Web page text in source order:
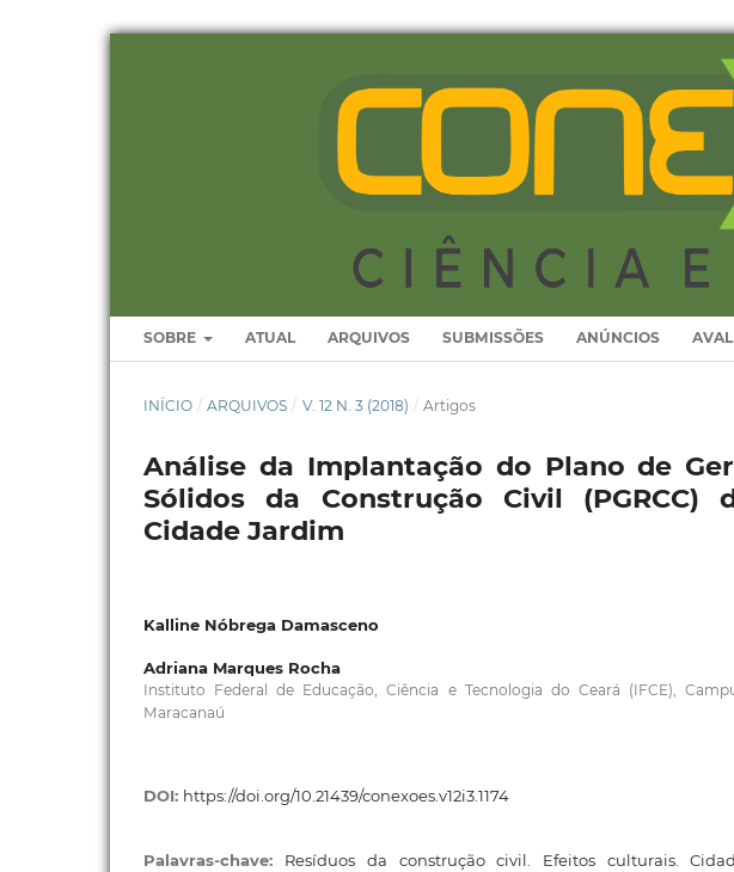
SOBRE ATUAL ARQUIVOS SUBMISSÕES ANÚNCIOS
INÍCIO / ARQUIVOS / V. 12 N. 3 (2018) / Artigos
Análise da Implantação do Plano de
Sólidos da Construção Civil (PGRCC)
Cidade Jardim
Kalline Nóbrega Damasceno
Adriana Marques Rocha
Instituto Federal de Educação, Ciência e Tecnologia do Ceará (IFCE),
Maracanaú
DOI: https://doi.org/10.21439/conexoes.v12i3.1174
Palavras-chave: Resíduos da construção civil. Efeitos culturais.